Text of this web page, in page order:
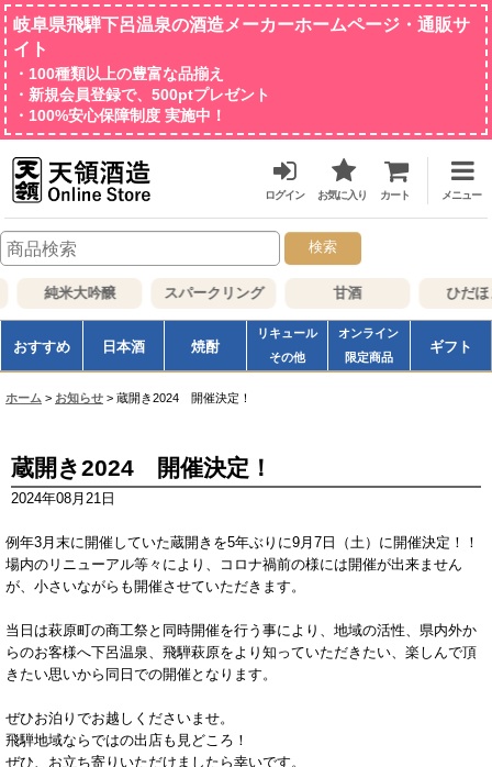
岐阜県飛騨下呂温泉の酒造メーカーホームページ・通販サ
イト
・100種類以上の豊富な品揃え
・新規会員登録で、500ptプレゼント
・100%安心保障制度 実施中！
ログイン お気に入り カート メニュー
検索
純米大吟醸 スパークリング 甘酒 ひだほ
おすすめ 日本酒 焼酎
リキュール
その他
オンライン
限定商品
ギフト
ホーム > お知らせ > 蔵開き2024 開催決定！
蔵開き2024 開催決定！
2024年08 月 21 日
例年3月末に開催していた蔵開きを5年ぶりに9月7日（土）に開催決定！！
場内のリニューアル等々により、コロナ禍前の様には開催が出来ません
が、小さいながらも開催させていただきます。
当日は萩原町の商工祭と同時開催を行う事により、地域の活性、県内外か
らのお客様へ下呂温泉、飛騨萩原をより知っていただきたい、楽しんで頂
きたい思いから同日での開催となります。
ぜひお泊りでお越しくださいませ。
飛騨地域ならではの出店も見どころ！
ぜひ、お立ち寄りいただけましたら幸いです。